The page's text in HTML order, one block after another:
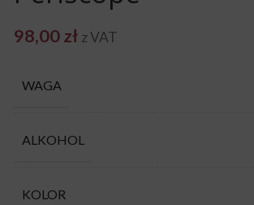
98,00zł z VAT
WAGA
ALKOHOL
KOLOR